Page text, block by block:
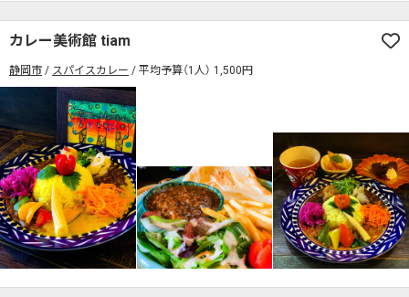
カレー美術館 tiam
静岡市 スパイスカレー 平均予算（1人） 1,500円